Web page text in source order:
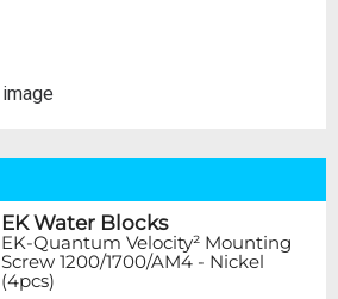
EK Water Blocks
EK-Quantum Velocity² Mounting
Screw 1200/1700/AM4 - Nickel
(4pcs)